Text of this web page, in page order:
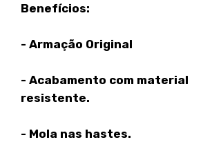
Benefícios:
- Armação Original
- Acabamento com material
resistente.
- Mola nas hastes.